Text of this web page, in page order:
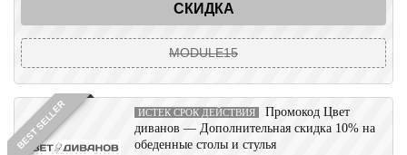
СКИДКА
MODULE15
BEST SELLER ИСТЕК СРОК ДЕЙСТВИЯ
Промокод Цвет
диванов — Дополнительная скидка 10% на
обеденные столы и стулья